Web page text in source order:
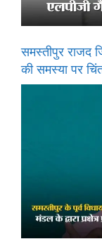
समस्तीपुर राजद
की समस्या पर